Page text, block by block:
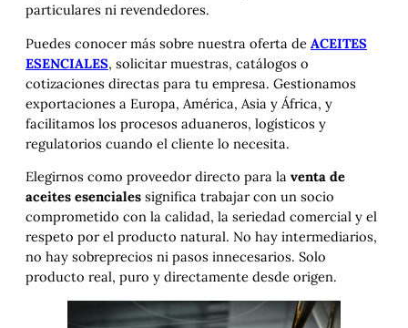
particulares ni revendedores.
Puedes conocer más sobre nuestra oferta de ACEITES
ESENCIALES, solicitar muestras, catálogos o
cotizaciones directas para tu empresa. Gestionamos
exportaciones a Europa, América, Asia y África, y
facilitamos los procesos aduaneros, logísticos y
regulatorios cuando el cliente lo necesita.
Elegirnos como proveedor directo para la venta de
aceites esenciales significa trabajar con un socio
comprometido con la calidad, la seriedad comercial y el
respeto por el producto natural. No hay intermediarios,
no hay sobreprecios ni pasos innecesarios. Solo
producto real, puro y directamente desde origen.